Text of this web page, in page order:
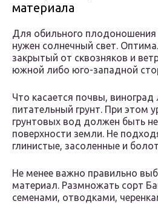
материала
Для обильного плодоношения
нужен солнечный свет.
закрытый от сквозняков и
южной либо юго-западной
Что касается почвы, виноград
питательный грунт. При этом
грунтовых вод должен быть
поверхности земли. Не
глинистые, засоленные и
Не менее важно правильно
материал. Размножать сорт
семенами, отводками,